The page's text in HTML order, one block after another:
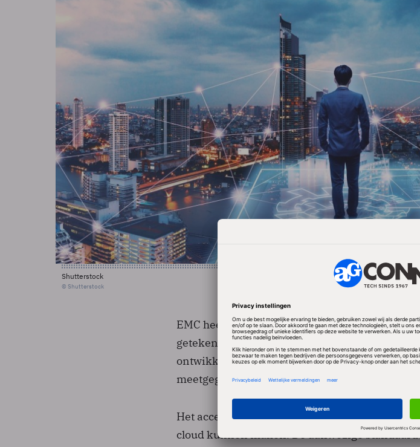
Shutterstock
© Shutterstock
EMC heeft gezorgd voor de storage- en
getekend voor de netwerken, de virtualisatie
ontwikkeling is eerst onderzoek gedaan in de
meetgegevens zijn de meest voorkomende
Het accent ligt op de private clouds, waarmee
cloud kunnen maken. De aanwezige